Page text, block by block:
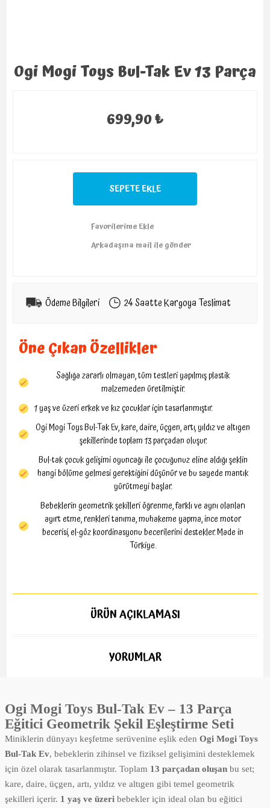
Ogi Mogi Toys Bul-Tak Ev 13 Parça
699,90 ₺
Ödeme Bilgileri 24 Saatte Kargoya Teslimat
Öne Çıkan Özellikler
Sağlığa zararlı olmayan, tüm testleri yapılmış plastik
malzemeden üretilmiştir.
1 yaş ve üzeri erkek ve kız çocuklar için tasarlanmıştır.
Ogi Mogi Toys Bul-Tak Ev, kare, daire, üçgen, artı, yıldız ve altıgen
şekillerinde toplam 13 parçadan oluşur.
Bul-tak çocuk gelişimi oyuncağı ile çocuğunuz eline aldığı şeklin
hangi bölüme gelmesi gerektiğini düşünür ve bu sayede mantık
yürütmeyi başlar.
Bebeklerin geometrik şekilleri öğrenme, farklı ve aynı olanları
ayırt etme, renkleri tanıma, muhakeme yapma, ince motor
becerisi, el-göz koordinasyonu becerilerini destekler. Made in
Türkiye.
ÜRÜN AÇIKLAMASI
YORUMLAR
Ogi Mogi Toys Bul-Tak Ev – 13 Parça
Eğitici Geometrik Şekil Eşleştirme Seti
Miniklerin dünyayı keşfetme serüvenine eşlik edenOgi Mogi Toys
Bul-Tak Ev, bebeklerin zihinsel ve fiziksel gelişimini desteklemek
için özel olarak tasarlanmıştır. Toplam 13 parçadan oluşan bu set;
kare, daire, üçgen, artı, yıldız ve altıgen gibi temel geometrik
şekilleri içerir. 1 yaş ve üzeri bebekler için ideal olan bu eğitici